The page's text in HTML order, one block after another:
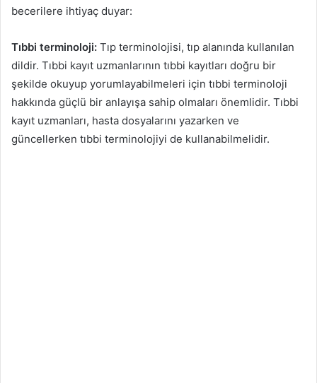
becerilere ihtiyaç duyar:
Tıbbi terminoloji: Tıp terminolojisi, tıp alanında kullanılan
dildir. Tıbbi kayıt uzmanlarının tıbbi kayıtları doğru bir
şekilde okuyup yorumlayabilmeleri için tıbbi terminoloji
hakkında güçlü bir anlayışa sahip olmaları önemlidir. Tıbbi
kayıt uzmanları, hasta dosyalarını yazarken ve
güncellerken tıbbi terminolojiyi de kullanabilmelidir.